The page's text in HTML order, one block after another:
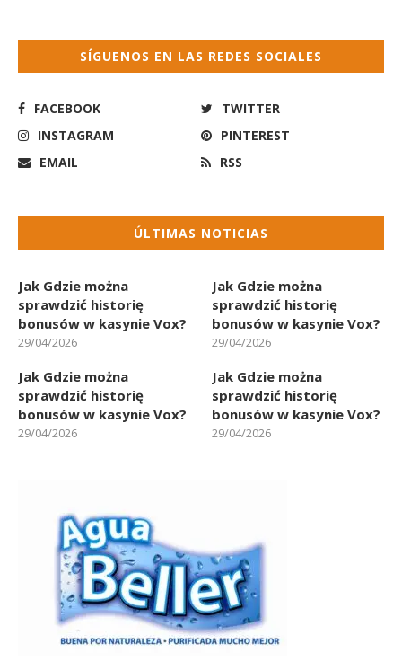
SÍGUENOS EN LAS REDES SOCIALES
FACEBOOK
TWITTER
INSTAGRAM
PINTEREST
EMAIL
RSS
ÚLTIMAS NOTICIAS
Jak Gdzie można
sprawdzić historię
bonusów w kasynie Vox?
29/04/2026
Jak Gdzie można
sprawdzić historię
bonusów w kasynie Vox?
29/04/2026
Jak Gdzie można
sprawdzić historię
bonusów w kasynie Vox?
29/04/2026
Jak Gdzie można
sprawdzić historię
bonusów w kasynie Vox?
29/04/2026